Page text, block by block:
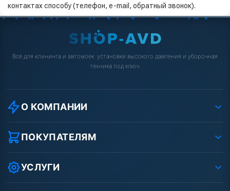
контактах способу (телефон, e-mail, обратный звонок).
Всё для клининга и автомоек: установки высокого давления и уборочная
техника под ключ.
О КОМПАНИИ
О компании
Реквизиты ООО «Шоп АВД»
Защита данных клиента
Условия соглашения
Вакансии
ПОКУПАТЕЛЯМ
Как заказать?
Оплата
Доставка
УСЛУГИ
Ремонт АВД